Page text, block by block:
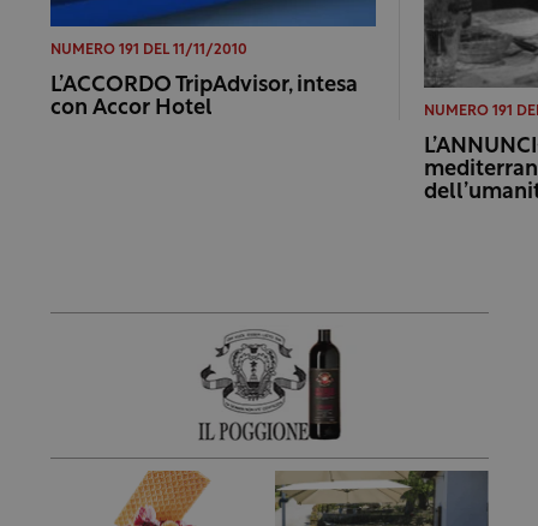
NUMERO 191 DEL 11/11/2010
L’ACCORDO TripAdvisor, intesa
con Accor Hotel
NUMERO 191